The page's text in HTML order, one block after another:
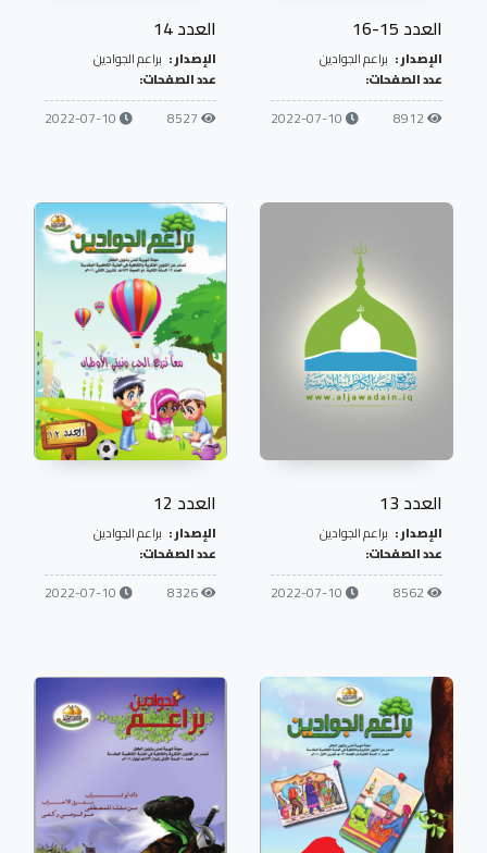
العدد 15-16
الإصدار : براعم الجوادين
عدد الصفحات:
8912
2022-07-10
العدد 14
الإصدار : براعم الجوادين
عدد الصفحات:
8527
2022-07-10
العدد 13
الإصدار : براعم الجوادين
عدد الصفحات:
8562
2022-07-10
العدد 12
الإصدار : براعم الجوادين
عدد الصفحات:
8326
2022-07-10